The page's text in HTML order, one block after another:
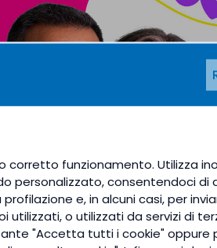
sostegno alla
corretto funzionamento. Utilizza
personalizzato, consentendoci di
e, in alcuni casi, per
o utilizzati da servizi di
"Accetta tutti i cookie" oppure